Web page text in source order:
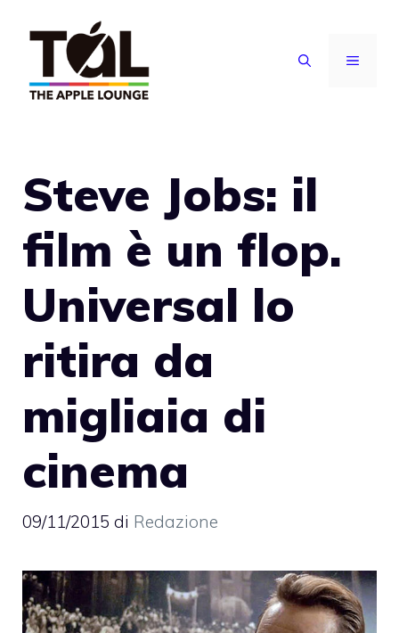
contenuto
MENU
Steve Jobs: il
film è un flop.
Universal lo
ritira da
migliaia di
cinema
09/11/2015 di Redazione